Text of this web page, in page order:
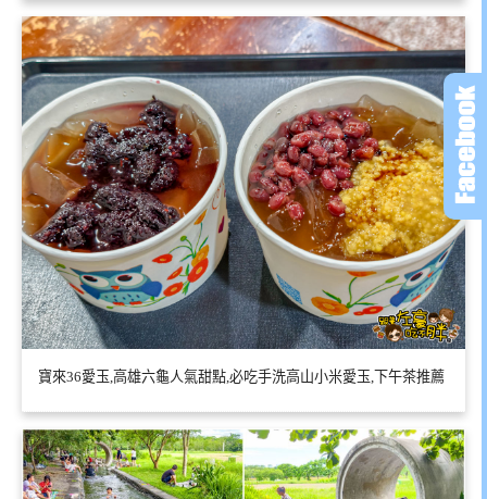
寶來36愛玉,高雄六龜人氣甜點,必吃手洗高山小米愛玉,下午茶推薦